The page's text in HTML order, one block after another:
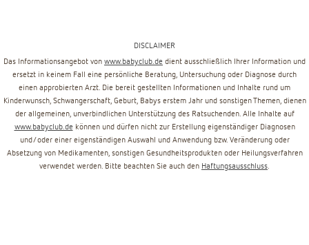
DISCLAIMER
Das Informationsangebot von www.babyclub.de dient ausschließlich Ihrer Information und
ersetzt in keinem Fall eine persönliche Beratung, Untersuchung oder Diagnose durch
einen approbierten Arzt. Die bereit gestellten Informationen und Inhalte rund um
Kinderwunsch, Schwangerschaft, Geburt, Babys erstem Jahr und sonstigen Themen, dienen
der allgemeinen, unverbindlichen Unterstützung des Ratsuchenden. Alle Inhalte auf
www.babyclub.de können und dürfen nicht zur Erstellung eigenständiger Diagnosen
und/oder einer eigenständigen Auswahl und Anwendung bzw. Veränderung oder
Absetzung von Medikamenten, sonstigen Gesundheitsprodukten oder Heilungsverfahren
verwendet werden. Bitte beachten Sie auch den Haftungsausschluss.